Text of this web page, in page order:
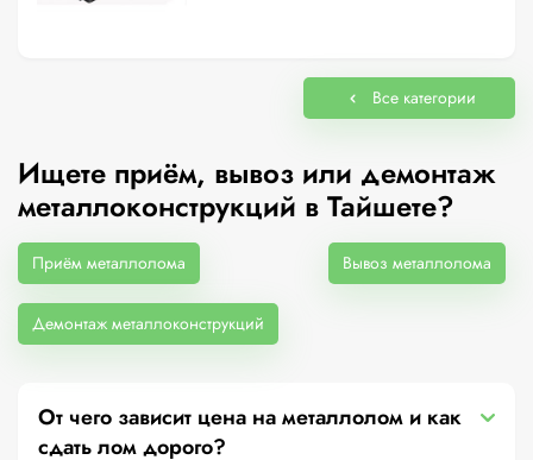
Все категории
Ищете приём, вывоз или демонтаж
металлоконструкций в Тайшете?
Приём металлолома Вывоз металлолома
Демонтаж металлоконструкций
От чего зависит цена на металлолом и как
сдать лом дорого?